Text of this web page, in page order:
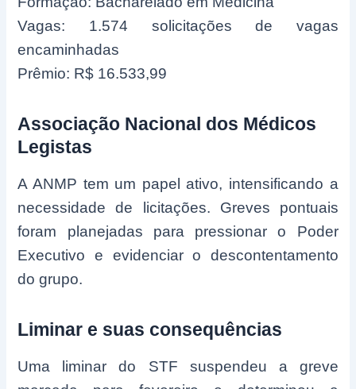
Vagas: 1.574 solicitações de vagas
encaminhadas
Prêmio: R$ 16.533,99
Associação Nacional dos Médicos
Legistas
A ANMP tem um papel ativo, intensificando a
necessidade de licitações. Greves pontuais
foram planejadas para pressionar o Poder
Executivo e evidenciar o descontentamento
do grupo.
Liminar e suas consequências
Uma liminar do STF suspendeu a greve